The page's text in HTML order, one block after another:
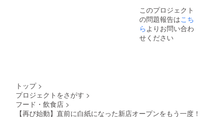
香辛料/
調味料
(ｱﾐﾉ酸
等)､
香料､酸
「原材
このプロジェクト
の問題報告はこち
ら よりお問い合わ
せください
トップ >
プロジェクトをさがす >
フード・飲食店 >
【再び始動】直前に白紙になった新店オープンをもう一度！